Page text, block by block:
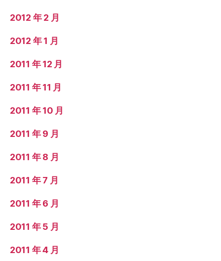
2012 年 2 月
2012 年 1 月
2011 年 12 月
2011 年 11 月
2011 年 10 月
2011 年 9 月
2011 年 8 月
2011 年 7 月
2011 年 6 月
2011 年 5 月
2011 年 4 月